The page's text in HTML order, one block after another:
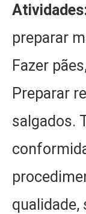
preparar
Fazer
Preparar
salgados.
qualidade,